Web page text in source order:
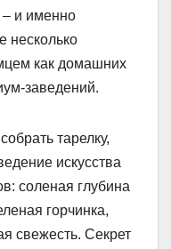
– и именно
несколько
как домашних
заведений.
тарелку,
искусства
соленая глубина
горчинка,
свежесть. Секрет